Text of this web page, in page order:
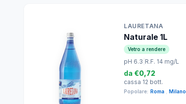
LAURETANA
Naturale 1L
Vetro a rendere
pH 6.3 R.F. 14 mg/L
da €0,72
cassa 12 bott.
Popolare: Roma Milano